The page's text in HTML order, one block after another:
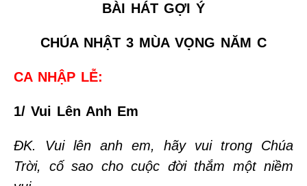
BÀI HÁT GỢI Ý
CHÚA NHẬT 3 MÙA VỌNG NĂM C
CA NHẬP LỄ:
1/ Vui Lên Anh Em
ĐK. Vui lên anh em, hãy vui trong Chúa
Trời, cố sao cho cuộc đời thắm một niềm